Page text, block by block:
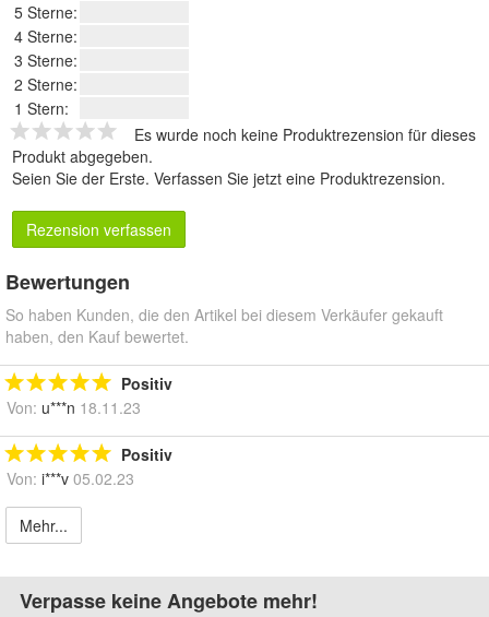
5 Sterne:
4 Sterne:
3 Sterne:
2 Sterne:
1 Stern:
Es wurde noch keine Produktrezension für dieses
Produkt abgegeben.
Seien Sie der Erste. Verfassen Sie jetzt eine Produktrezension.
Rezension verfassen
Bewertungen
So haben Kunden, die den Artikel bei diesem Verkäufer gekauft
haben, den Kauf bewertet.
Positiv
Von: u***n 18.11.23
Positiv
Von: i***v 05.02.23
Mehr...
Verpasse keine Angebote mehr!